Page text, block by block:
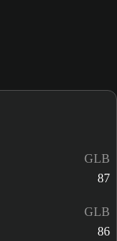
GLB
87
GLB
86